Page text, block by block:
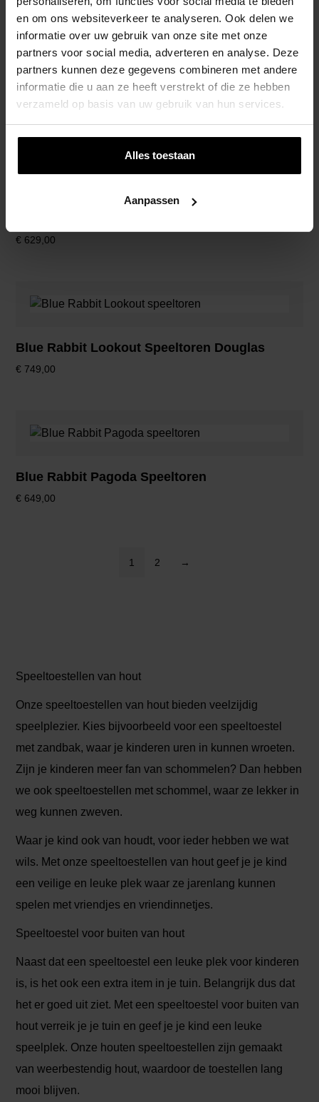
en om ons websiteverkeer te analyseren. Ook delen we
informatie over uw gebruik van onze site met onze
partners voor social media, adverteren en analyse. Deze
partners kunnen deze gegevens combineren met andere
informatie die u aan ze heeft verstrekt of die ze hebben
verzameld op basis van uw gebruik van hun services.
Alles toestaan
Aanpassen
Blue Rabbit Kiosk Speeltoren Met Glijbaan
€ 499,00
€ 629,00
Blue Rabbit Lookout Speeltoren Douglas
€ 749,00
Blue Rabbit Pagoda Speeltoren
€ 649,00
1 2 →
Speeltoestellen van hout
Onze speeltoestellen van hout bieden veelzijdig
speelplezier. Kies bijvoorbeeld voor een speeltoestel
met zandbak, waar je kinderen uren in kunnen wroeten.
Zijn je kinderen meer fan van schommelen? Dan hebben
we ook speeltoestellen met schommel, waar ze lekker in
weg kunnen zweven.
Waar je kind ook van houdt, voor ieder hebben we wat
wils. Met onze speeltoestellen van hout geef je je kind
een veilige en leuke plek waar ze jarenlang kunnen
spelen met vriendjes en vriendinnetjes.
Speeltoestel voor buiten van hout
Naast dat een speeltoestel een leuke plek voor kinderen
is, is het ook een extra item in je tuin. Belangrijk dus dat
het er goed uit ziet. Met een speeltoestel voor buiten van
hout verreik je je tuin en geef je je kind een leuke
speelplek. Onze houten speeltoestellen zijn gemaakt
van weerbestendig hout, waardoor de toestellen lang
mooi blijven.